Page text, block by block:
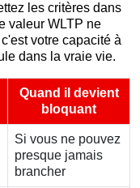
les critères dans
valeur WLTP ne
votre capacité à
dans la vraie vie.
Quand il devient
bloquant
Si vous ne pouvez
presque jamais
brancher